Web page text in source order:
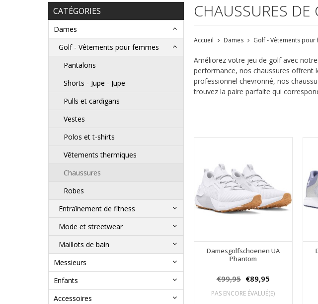
CATÉGORIES
Dames
Golf - Vêtements pour femmes
Pantalons
Shorts - Jupe - Jupe
Pulls et cardigans
Vestes
Polos et t-shirts
Vêtements thermiques
Chaussures
Robes
Entraînement de fitness
Mode et streetwear
Maillots de bain
Messieurs
Enfants
Accessoires
CHAUSSURES DE
Accueil Dames Golf - Vêtements pour
Améliorez votre jeu de golf avec
performance, nos chaussures offrent
professionnel chevronné, nos
trouvez la paire parfaite qui
Damesgolfschoenen UA
Phantom
€99,95 €89,95
PAS ENCORE ÉVALUÉ(E)